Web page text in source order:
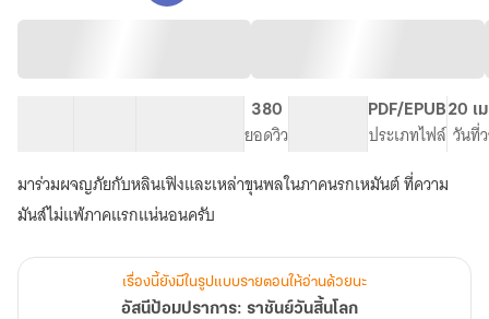
ป้อม
ราชันย์
วัน
สิ้น
โลก
380
ยอดวิว
PDF/EPUB
ประเภทไฟล์
20 เ
วันที่
มาร่วมผจญภัยกับหลินเฟิงและเหล่าขุนพลในภาคนรกเหมันต์ ที่ความ
มันส์ไม่แพ้ภาคแรกแน่นอนครับ
เรื่องนี้ยังมีในรูปแบบรายตอนให้อ่านด้วยนะ
อัสนีป้อมปราการ: ราชันย์วันสิ้นโลก